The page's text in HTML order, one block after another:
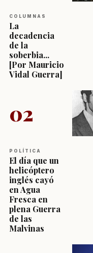
COLUMNAS
La
decadencia
de la
soberbia...
[Por Mauricio
Vidal Guerra]
02
POLÍTICA
El día que un
helicóptero
inglés cayó
en Agua
Fresca en
plena Guerra
de las
Malvinas